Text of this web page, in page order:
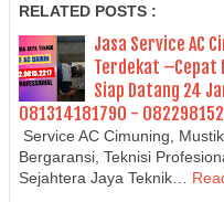
RELATED POSTS :
Jasa Service AC
Terdekat –Cepat
Siap Datang 24
081314181790 -
Service AC Cimuning,
Bergaransi, Teknisi
Sejahtera Jaya Teknik…